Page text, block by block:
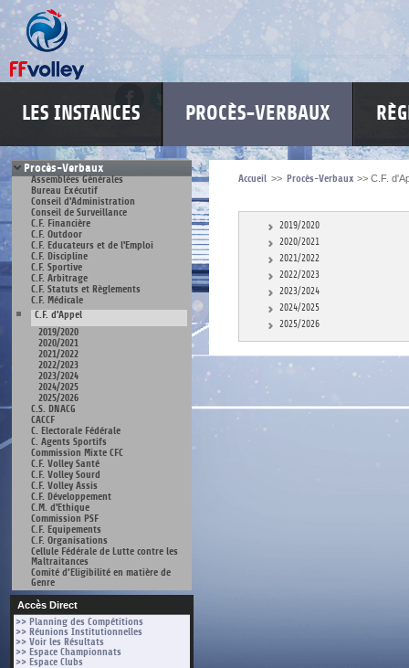
LES INSTANCES PROCÈS-VERBAUX
Procès-Verbaux
Assemblées Générales
Bureau Exécutif
Conseil d'Administration
Conseil de Surveillance
C.F. Financière
C.F. Outdoor
C.F. Educateurs et de l'Emploi
C.F. Discipline
C.F. Sportive
C.F. Arbitrage
C.F. Statuts et Règlements
C.F. Médicale
C.F. d'Appel
2019/2020
2020/2021
2021/2022
2022/2023
2023/2024
2024/2025
2025/2026
C.S. DNACG
CACCF
C. Electorale Fédérale
C. Agents Sportifs
Commission Mixte CFC
C.F. Volley Santé
C.F. Volley Sourd
C.F. Volley Assis
C.F. Développement
C.M. d'Ethique
Commission PSF
C.F. Equipements
C.F. Organisations
Cellule Fédérale de Lutte contre les
Maltraitances
Comité d’Eligibilité en matière de
Genre
Accès Direct
>> Planning des Compétitions
>> Réunions Institutionnelles
>> Voir les Résultats
>> Espace Championnats
>> Espace Clubs
Accueil >> Procès-Verbaux >> C.F.
2019/2020
2020/2021
2021/2022
2022/2023
2023/2024
2024/2025
2025/2026